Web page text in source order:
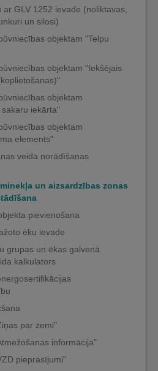
ar GLV 1252 ievade (noliktavas,
un silosi)
objektam "Telpu
objektam "Iekšējais
objektam
iekārta"
objektam
elements"
veida norādīšanas
un aizsardzības zonas
pievienošana
ēku ievade
grupas un ēkas galvenā
kalkulators
par zemi"
informācija"
pieprasījumi"